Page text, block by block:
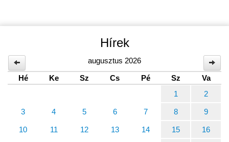
Hírek
augusztus 2026
Hé
Ke Sz Cs Pé Sz
Va
1
2
3 4 5 6 7 8 9
10 11 12 13 14 15 16